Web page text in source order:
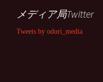
メディア局Twitter
Tweets by odori_media